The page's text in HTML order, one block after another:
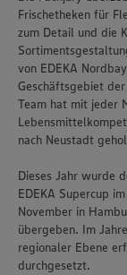
Frischetheken für
zum Detail und die
von EDEKA
Geschäftsgebiet
Team hat mit jeder
nach Neustadt
Dieses Jahr wurde
EDEKA Supercup
November in
übergeben. Im
regionaler Ebene
durchgesetzt.